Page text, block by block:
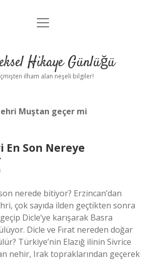
Anasayfa
Yasal Uyarı
menüyü
Hikaye Günlüğü
ilham alan neşeli bilgiler!
Muştan geçer mi
En Son Nereye
nerede bitiyor? Erzincan’dan
çok sayıda ilden geçtikten sonra
geçip Dicle’ye karışarak Basra
Dicle ve Fırat nereden doğar
Türkiye’nin Elazığ ilinin Sivrice
nehir, Irak topraklarından geçerek